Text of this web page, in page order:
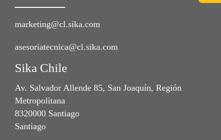
marketing@cl.sika.com
asesoriatecnica@cl.sika.com
Sika Chile
Av. Salvador Allende 85, San Joaquín, Región
Metropolitana
8320000 Santiago
Santiago